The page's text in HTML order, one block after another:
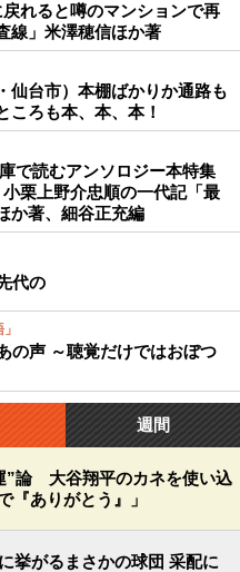
戻れると噂のマンションで再
線」米澤穂信ほか著
仙台市）本棚ばかりか通路も
ころも本、本、本！
で読むアンソロジー本特集
小栗上野介忠順の一代記「最
か著、細谷正充編
代の
の声 ～聴覚だけではおぼつ
週間
”論 大谷翔平のカネを使い込
『ありがとう』」
挙がるまさかの球団 采配に